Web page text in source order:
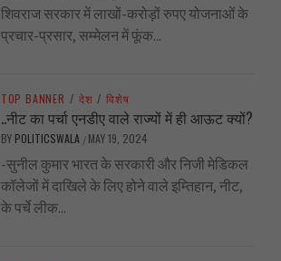
शिवराज सरकार में लाखों-करोड़ों रुपए योजनाओं के
प्रचार-प्रसार, सम्मेलन में फूंक...
TOP BANNER / देश / विशेष
..नीट का पर्चा एनडीए वाले राज्यों में ही आऊट क्यों?
BY POLITICSWALA / MAY 19, 2024
-सुनील कुमार भारत के सरकारी और निजी मेडिकल
कॉलेजों में दाखिले के लिए होने वाले इम्तिहान, नीट,
के पर्चे लीक...